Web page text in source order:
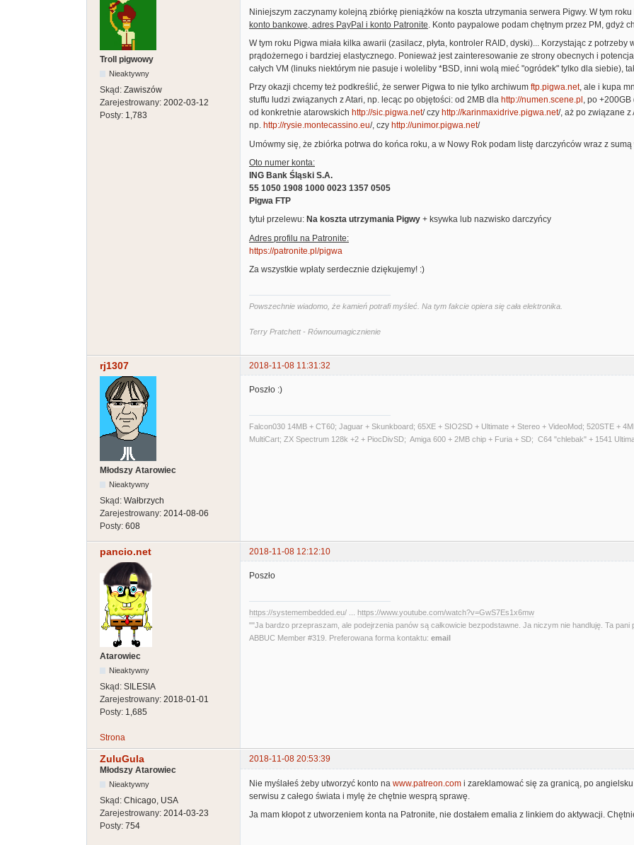
Troll pigwowy
Nieaktywny
Skąd: Zawiszów
Zarejestrowany: 2002-03-12
Posty: 1,783
Niniejszym zaczynamy kolejną zbiórkę pieniążków na koszta utrzymania serwera Pigwy. W tym
konto bankowe, adres PayPal i konto Patronite . Konto paypalowe podam chętnym przez PM, gdyż
W tym roku Pigwa miała kilka awarii (zasilacz, płyta, kontroler RAID, dyski)... Korzystając z
prądożernego i bardziej elastycznego. Ponieważ jest zainteresowanie ze strony obecnych i
całych VM (linuks niektórym nie pasuje i woleliby *BSD, inni wolą mieć "ogródek" tylko dla siebie),
Przy okazji chcemy też podkreślić, że serwer Pigwa to nie tylko archiwum ftp.pigwa.net, ale i kupa
stuffu ludzi związanych z Atari, np. lecąc po objętości: od 2MB dla http://numen.scene.pl , po +200GB
od konkretnie atarowskich http://sic.pigwa.net/ czy http://karinmaxidrive.pigwa.net/, aż po związane
np. http://rysie.montecassino.eu/, czy http://unimor.pigwa.net/
Umówmy się, że zbiórka potrwa do końca roku, a w Nowy Rok podam listę darczyńców wraz z sumą
Oto numer konta:
ING Bank Śląski S.A.
55 1050 1908 1000 0023 1357 0505
Pigwa FTP
tytuł przelewu: Na koszta utrzymania Pigwy + ksywka lub nazwisko darczyńcy
Adres profilu na Patronite:
https://patronite.pl/pigwa
Za wszystkie wpłaty serdecznie dziękujemy! :)
Powszechnie wiadomo, że kamień potrafi myśleć. Na tym fakcie opiera się cała elektronika.
Terry Pratchett - Równoumagicznienie
rj1307 2018-11-08 11:31:32
Młodszy Atarowiec
Nieaktywny
Skąd: Wałbrzych
Zarejestrowany: 2014-08-06
Posty: 608
Poszło :)
Falcon030 14MB + CT60; Jaguar + Skunkboard; 65XE + SIO2SD + Ultimate + Stereo + VideoMod; 520STE +
MultiCart; ZX Spectrum 128k +2 + PiocDivSD; Amiga 600 + 2MB chip + Furia + SD; C64 "chlebak" + 1541
pancio.net 2018-11-08 12:12:10
Atarowiec
Nieaktywny
Skąd: SILESIA
Zarejestrowany: 2018-01-01
Posty: 1,685
Poszło
https://systemembedded.eu/ ... https://www.youtube.com/watch?v=GwS7Es1x6mw
""Ja bardzo przepraszam, ale podejrzenia panów są całkowicie bezpodstawne. Ja niczym nie handluję. Ta
ABBUC Member #319. Preferowana forma kontaktu: email
Strona
ZuluGula
2018-11-08 20:53:39
Młodszy Atarowiec
Nieaktywny
Skąd: Chicago, USA
Zarejestrowany: 2014-03-23
Posty: 754
Nie myślałeś żeby utworzyć konto na www.patreon.com i zareklamować się za granicą, po
serwisu z całego świata i mylę że chętnie wesprą sprawę.
Ja mam kłopot z utworzeniem konta na Patronite, nie dostałem emalia z linkiem do aktywacji.